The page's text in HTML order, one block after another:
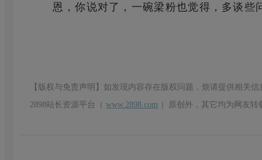
恩，你说对了，一碗梁粉也觉得，多谈些
【版权与免责声明】如发现内容存在版权问题，烦请提供相关
2898站长资源平台（ www.2898.com ）原创外，其它均为网友